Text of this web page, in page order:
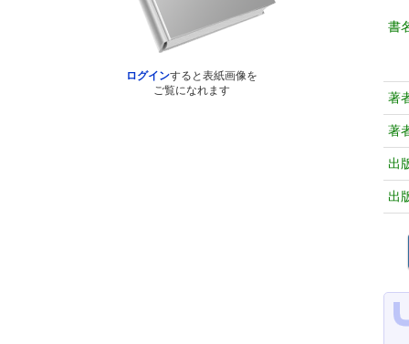
ログインすると表紙画像を
ご覧になれます
書
著
著
出
出